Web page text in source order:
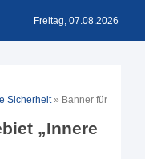
Freitag, 07.08.2026
Sicherheit» Banner für
„Innere